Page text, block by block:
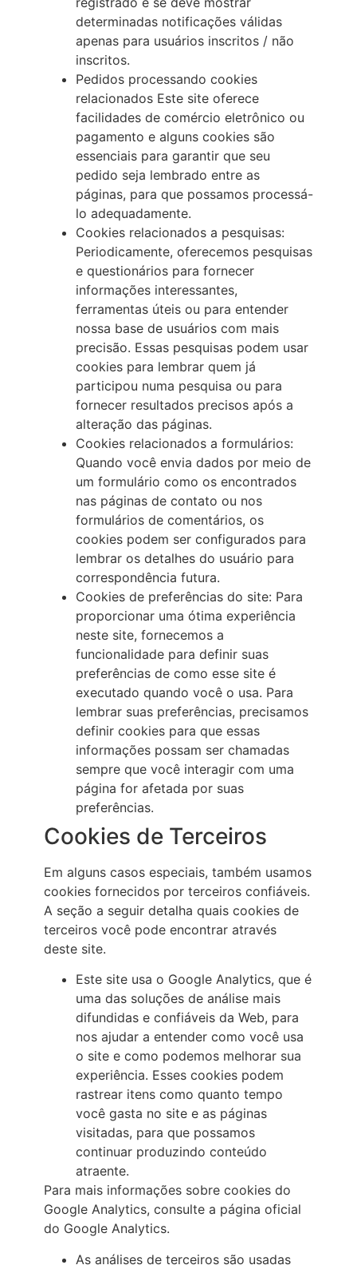
determinadas notificações válidas
apenas para usuários inscritos / não
inscritos.
Pedidos processando cookies
relacionados Este site oferece
facilidades de comércio eletrônico ou
pagamento e alguns cookies são
essenciais para garantir que seu
pedido seja lembrado entre as
páginas, para que possamos processá-
lo adequadamente.
Cookies relacionados a pesquisas:
Periodicamente, oferecemos pesquisas
e questionários para fornecer
informações interessantes,
ferramentas úteis ou para entender
nossa base de usuários com mais
precisão. Essas pesquisas podem usar
cookies para lembrar quem já
participou numa pesquisa ou para
fornecer resultados precisos após a
alteração das páginas.
Cookies relacionados a formulários:
Quando você envia dados por meio de
um formulário como os encontrados
nas páginas de contato ou nos
formulários de comentários, os
cookies podem ser configurados para
lembrar os detalhes do usuário para
correspondência futura.
Cookies de preferências do site: Para
proporcionar uma ótima experiência
neste site, fornecemos a
funcionalidade para definir suas
preferências de como esse site é
executado quando você o usa. Para
lembrar suas preferências, precisamos
definir cookies para que essas
informações possam ser chamadas
sempre que você interagir com uma
página for afetada por suas
preferências.
Cookies de Terceiros
Em alguns casos especiais, também usamos
cookies fornecidos por terceiros confiáveis.
A seção a seguir detalha quais cookies de
terceiros você pode encontrar através
deste site.
Este site usa o Google Analytics, que é
uma das soluções de análise mais
difundidas e confiáveis da Web, para
nos ajudar a entender como você usa
o site e como podemos melhorar sua
experiência. Esses cookies podem
rastrear itens como quanto tempo
você gasta no site e as páginas
visitadas, para que possamos
continuar produzindo conteúdo
atraente.
Para mais informações sobre cookies do
Google Analytics, consulte a página oficial
do Google Analytics.
As análises de terceiros são usadas